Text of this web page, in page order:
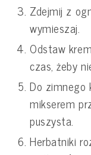
Zdejmij z
wymieszaj.
Odstaw
czas, żeby
Do zimnego
mikserem
puszysta.
Herbatniki